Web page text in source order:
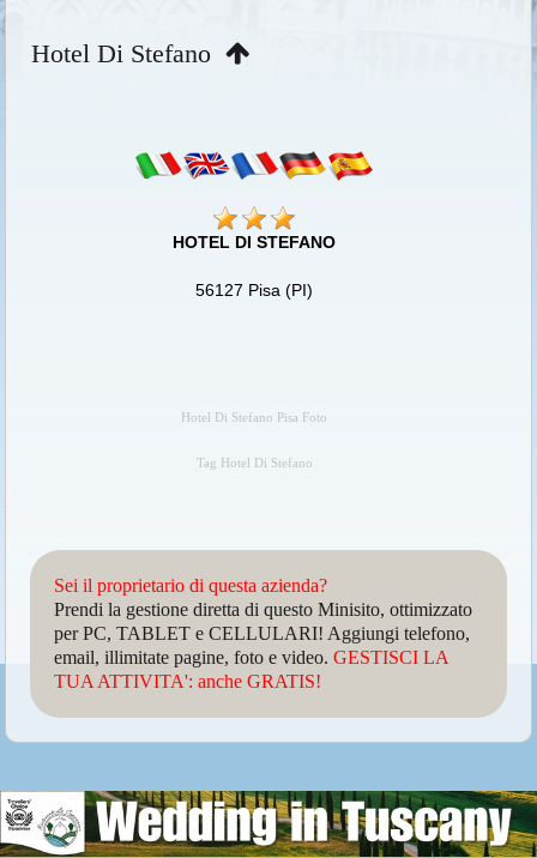
Hotel Di Stefano
HOTEL DI STEFANO
56127 Pisa (PI)
Hotel Di Stefano Pisa Foto
Tag Hotel Di Stefano
Sei il proprietario di questa azienda?
Prendi la gestione diretta di questo Minisito, ottimizzato
per PC, TABLET e CELLULARI! Aggiungi telefono,
email, illimitate pagine, foto e video.GESTISCI LA
TUA ATTIVITA': anche GRATIS!